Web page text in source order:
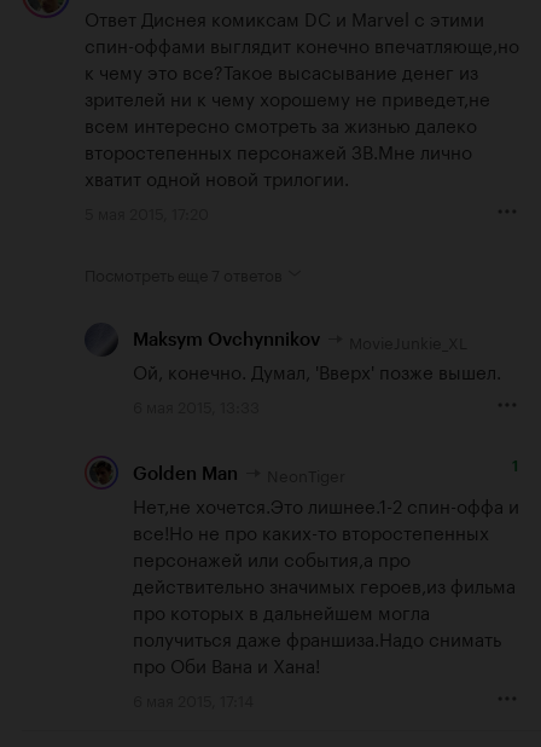
Ответ Диснея комиксам DC и Marvel с этими
спин-оффами выглядит конечно впечатляюще,но
к чему это все?Такое высасывание денег из
зрителей ни к чему хорошему не приведет,не
всем интересно смотреть за жизнью далеко
второстепенных персонажей ЗВ.Мне лично
хватит одной новой трилогии.
Maksym Ovchynnikov
Ой, конечно. Думал, 'Вверх' позже вышел.
Golden Man 1
Нет,не хочется.Это лишнее.1-2 спин-оффа и
все!Но не про каких-то второстепенных
персонажей или события,а про
действительно значимых героев,из фильма
про которых в дальнейшем могла
получиться даже франшиза.Надо снимать
про Оби Вана и Хана!